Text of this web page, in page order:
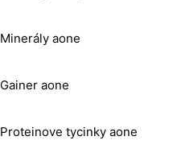
Minerály aone
Gainer aone
Proteinove tycinky aone